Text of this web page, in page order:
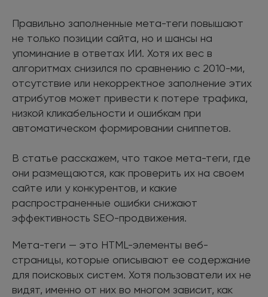
Правильно заполненные мета-теги повышают
не только позиции сайта, но и шансы на
упоминание в ответах ИИ. Хотя их вес в
алгоритмах снизился по сравнению с 2010-ми,
отсутствие или некорректное заполнение этих
атрибутов может привести к потере трафика,
низкой кликабельности и ошибкам при
автоматическом формировании сниппетов.
В статье расскажем, что такое мета-теги, где
они размещаются, как проверить их на своем
сайте или у конкурентов, и какие
распространенные ошибки снижают
эффективность SEO-продвижения.
Мета-теги — это HTML-элементы веб-
страницы, которые описывают ее содержание
для поисковых систем. Хотя пользователи их не
видят, именно от них во многом зависит, как